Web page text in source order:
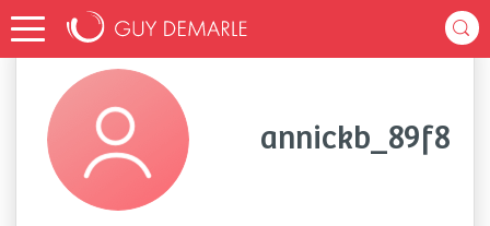
Accueil annickb_89f8
annickb_89f8